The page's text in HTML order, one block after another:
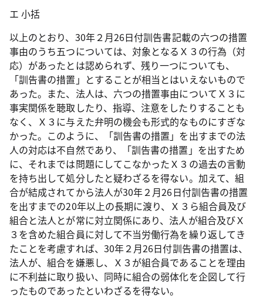
エ 小括
以上のとおり、 30年２月26日付訓告書記載の六つの措置
事由のうち五つについては、対象となるＸ３の行為（対
応）があったとは認められず、残り一つについても、
「訓告書の措置」とすることが相当とはいえないもので
あった。また、法人は、六つの措置事由についてＸ３に
事実関係を聴取したり、指導、注意をしたりすることも
なく、Ｘ３に与えた弁明の機会も形式的なものにすぎな
かった。このように、「訓告書の措置」を出すまでの法
人の対応は不自然であり、「訓告書の措置」を出すため
に、それまでは問題にしてこなかったＸ３の過去の言動
を持ち出して処分したと疑わざるを得ない。加えて、組
合が結成されてから法人が30年２月26日付訓告書の措置
を出すまでの20年以上の長期に渡り、Ｘ３ら組合員及び
組合と法人とが常に対立関係にあり、法人が組合及びＸ
３を含めた組合員に対して不当労働行為を繰り返してき
たことを考慮すれば、 30年２月26日付訓告書の措置は、
法人が、組合を嫌悪し、Ｘ３が組合員であることを理由
に不利益に取り扱い、同時に組合の弱体化を企図して行
ったものであったといわざるを得ない。